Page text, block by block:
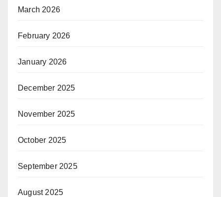
March 2026
February 2026
January 2026
December 2025
November 2025
October 2025
September 2025
August 2025